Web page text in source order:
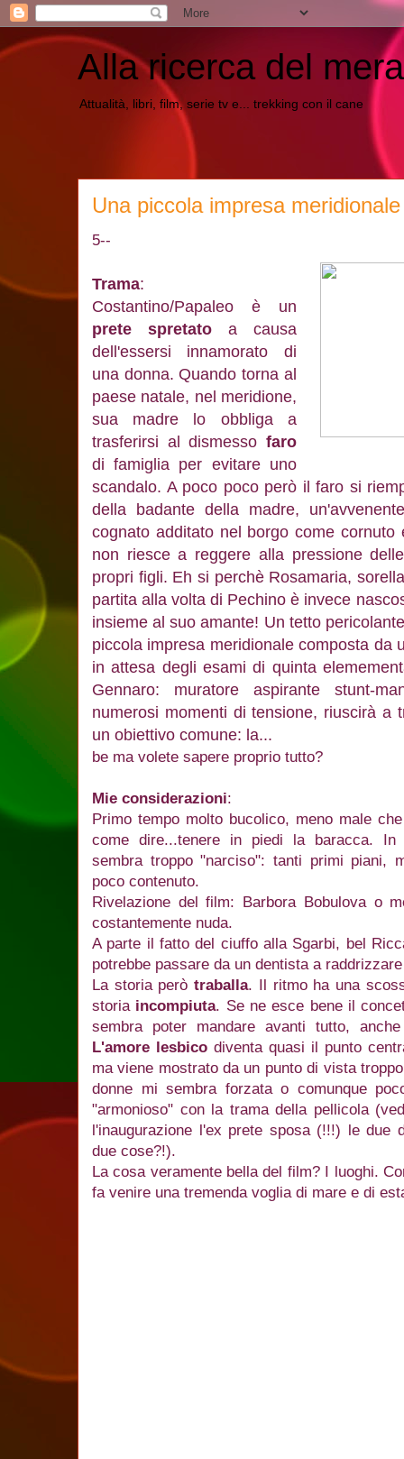
Alla ricerca del
Attualità, libri, film, serie tv e... trekking con il cane
Una piccola impresa meridionale
5--
Trama:
Costantino/Papaleo è un
prete spretato a causa
dell'essersi innamorato di
una donna. Quando torna al
paese natale, nel meridione,
sua madre lo obbliga a
trasferirsi al dismesso faro
di famiglia per evitare uno
scandalo. A poco poco però il faro si
della badante della madre,
cognato additato nel borgo come
non riesce a reggere alla pressione
propri figli. Eh si perchè Rosamaria,
partita alla volta di Pechino è invece
insieme al suo amante! Un tetto
piccola impresa meridionale composta da
in attesa degli esami di quinta
Gennaro: muratore aspirante stunt-
numerosi momenti di tensione, riuscirà a
un obiettivo comune: la...
be ma volete sapere proprio tutto?
Mie considerazioni:
Primo tempo molto bucolico, meno male
come dire...tenere in piedi la baracca. In
sembra troppo "narciso": tanti primi piani,
poco contenuto.
Rivelazione del film: Barbora Bobulova o
costantemente nuda.
A parte il fatto del ciuffo alla Sgarbi, bel
potrebbe passare da un dentista a
La storia peròtraballa. Il ritmo ha una
storia incompiuta. Se ne esce bene il
sembra poter mandare avanti tutto,
L'amore lesbico diventa quasi il punto
ma viene mostrato da un punto di vista
donne mi sembra forzata o comunque
"armonioso" con la trama della pellicola
l'inaugurazione l'ex prete sposa (!!!) le due
due cose?!).
La cosa veramente bella del film? I luoghi.
fa venire una tremenda voglia di mare e di